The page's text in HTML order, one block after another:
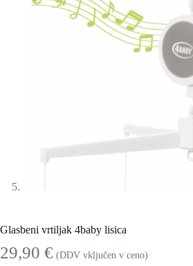
Glasbeni vrtiljak 4baby lisica
29,90 € (DDV vključen v ceno)